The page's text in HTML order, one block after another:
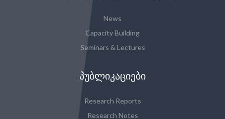
News
Capacity Building
Seminars & Lectures
ᲞᲣᲑᲚᲘᲙᲐᲪᲘᲔᲑᲘ
Research Reports
Research Notes